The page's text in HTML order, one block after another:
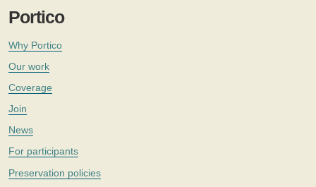
Portico
Why Portico
Our work
Coverage
Join
News
For participants
Preservation policies